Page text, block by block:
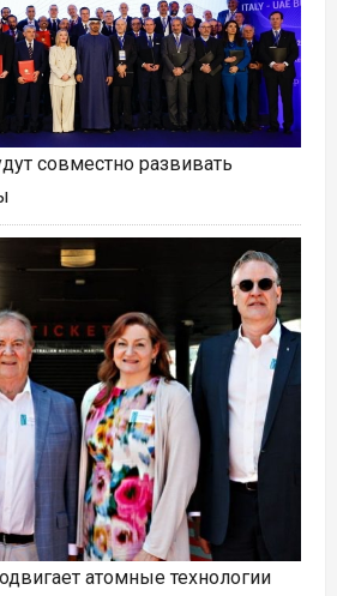
совместно развивать
атомные технологии